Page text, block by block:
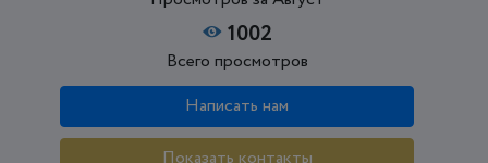
1002
Всего просмотров
Написать нам